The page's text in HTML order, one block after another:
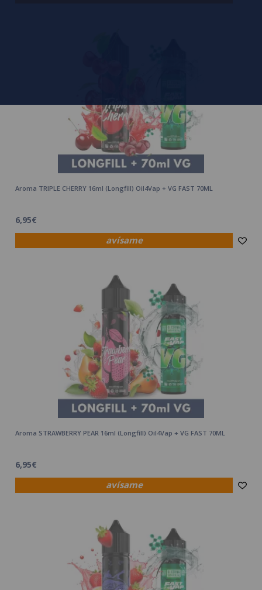
avísame
Aroma TRIPLE CHERRY 16ml (Longfill) Oil4Vap + VG FAST 70ML
6,95€
avísame
Aroma STRAWBERRY PEAR 16ml (Longfill) Oil4Vap + VG FAST 70ML
6,95€